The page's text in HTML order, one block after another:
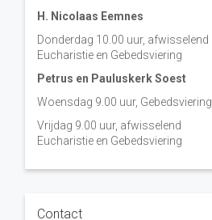
H. Nicolaas Eemnes
Donderdag 10.00 uur, afwisselend
Eucharistie en Gebedsviering
Petrus en Pauluskerk Soest
Woensdag 9.00 uur, Gebedsviering
Vrijdag 9.00 uur, afwisselend
Eucharistie en Gebedsviering
Contact